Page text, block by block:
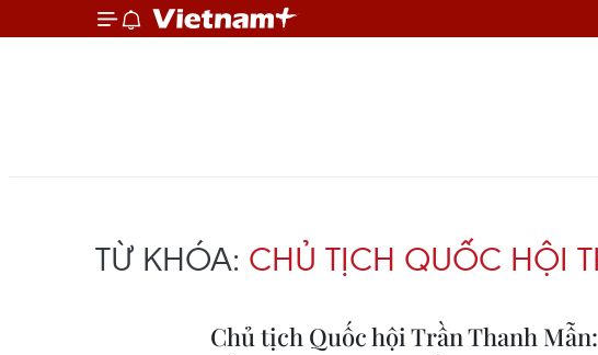
TỪ KHÓA: CHỦ TỊCH QUỐC HỘI
Chủ tịch Quốc hội Trần Thanh